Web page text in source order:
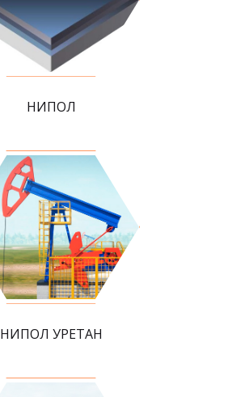
НИПОЛ
НИПОЛ УРЕТАН